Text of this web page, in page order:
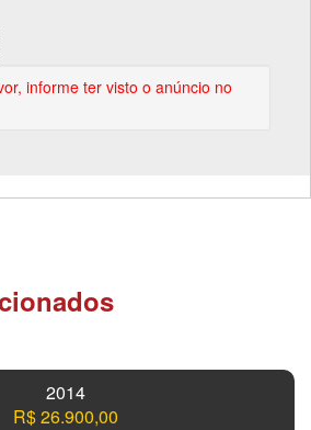
informe ter visto o anúncio no
2014
R$ 26.900,00